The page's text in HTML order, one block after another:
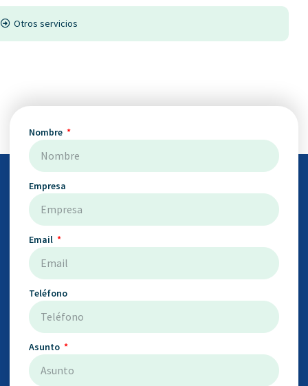
Otros servicios
Nombre
Empresa
Email
Teléfono
Asunto